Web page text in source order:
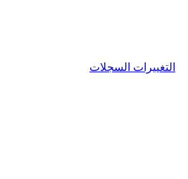
التغييرات السجلات